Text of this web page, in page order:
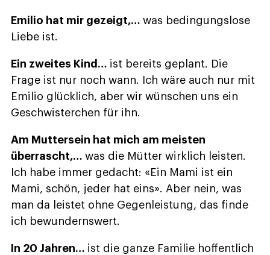
Emilio hat mir gezeigt,… was bedingungslose
Liebe ist.
Ein zweites Kind… ist bereits geplant. Die
Frage ist nur noch wann. Ich wäre auch nur mit
Emilio glücklich, aber wir wünschen uns ein
Geschwisterchen für ihn.
Am Muttersein hat mich am meisten
überrascht,… was die Mütter wirklich leisten.
Ich habe immer gedacht: «Ein Mami ist ein
Mami, schön, jeder hat eins». Aber nein, was
man da leistet ohne Gegenleistung, das finde
ich bewundernswert.
In 20 Jahren… ist die ganze Familie hoffentlich